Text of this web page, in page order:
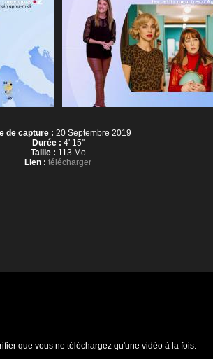
de capture : 20 Septembre 2019
Durée : 4' 15''
Taille : 113 Mo
Lien : télécharger
que vous ne téléchargez qu'une vidéo à la fois.